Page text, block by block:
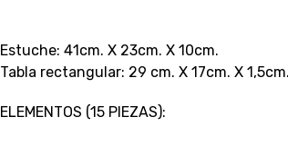
Estuche: 41cm. X 23cm. X 10cm.
Tabla rectangular: 29 cm. X 17cm. X 1,5cm.
ELEMENTOS (15 PIEZAS):